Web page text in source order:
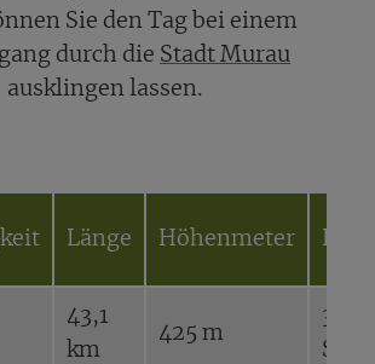
Sie den Tag bei einem
durch die Stadt Murau
ausklingen lassen.
Länge Höhenmeter
43,1
km
425 m
3